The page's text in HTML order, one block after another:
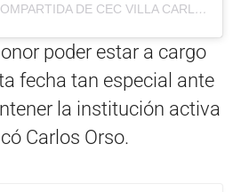
UNA PUBLICACIÓN COMPARTIDA DE CEC VILLA CARLOS PAZ (@CENTRODEEMPLEADOSDECOMERCIOVCP)
poder estar a cargo
fecha tan especial ante
la institución activa
Carlos Orso.